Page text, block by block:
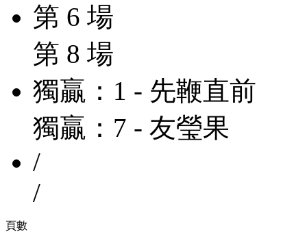
第 6 場
第 8 場
獨贏：1 - 先鞭直前
獨贏：7 - 友瑩果
/
/
頁數